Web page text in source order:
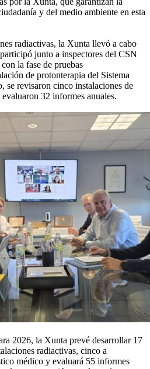
y del medio ambiente en esta
radiactivas, la Xunta llevó a cabo
junto a inspectores del CSN
la fase de pruebas
de protonterapia del Sistema
se revisaron cinco instalaciones de
32 informes anuales.
2026, la Xunta prevé desarrollar 17
radiactivas, cinco a
médico y evaluará 55 informes